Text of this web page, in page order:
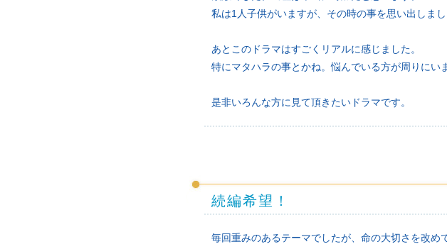
私は1人子供がいますが、その時の事を思い出しまし
あとこのドラマはすごくリアルに感じました。
特にマタハラの事とかね。悩んでいる方が周りにい
是非いろんな方に見て頂きたいドラマです。
続編希望！
毎回重みのあるテーマでしたが、命の大切さを改